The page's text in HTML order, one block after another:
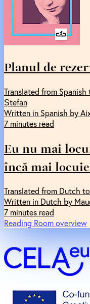
Planul de
Translated from
Ștefan
Written in Spanish by
7 minutes read
Eu nu mai
încă mai
Translated from Dutch
Written in Dutch by
7 minutes read
Reading Room overview